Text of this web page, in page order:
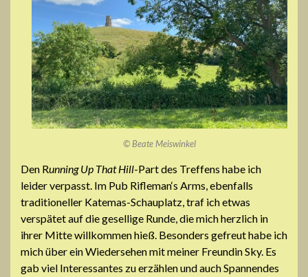
© Beate Meiswinkel
Den Running Up That Hill-Part des Treffens habe ich
leider verpasst. Im Pub Rifleman‘s Arms, ebenfalls
traditioneller Katemas-Schauplatz, traf ich etwas
verspätet auf die gesellige Runde, die mich herzlich in
ihrer Mitte willkommen hieß. Besonders gefreut habe ich
mich über ein Wiedersehen mit meiner Freundin Sky. Es
gab viel Interessantes zu erzählen und auch Spannendes